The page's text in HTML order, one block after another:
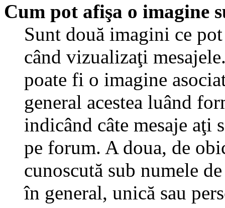
Cum pot afişa o imagine
Sunt două imagini ce
când vizualizaţi
poate fi o imagine
general acestea luând
indicând câte mesaje aţi
pe forum. A doua, de
cunoscută sub numele
în general, unică sau